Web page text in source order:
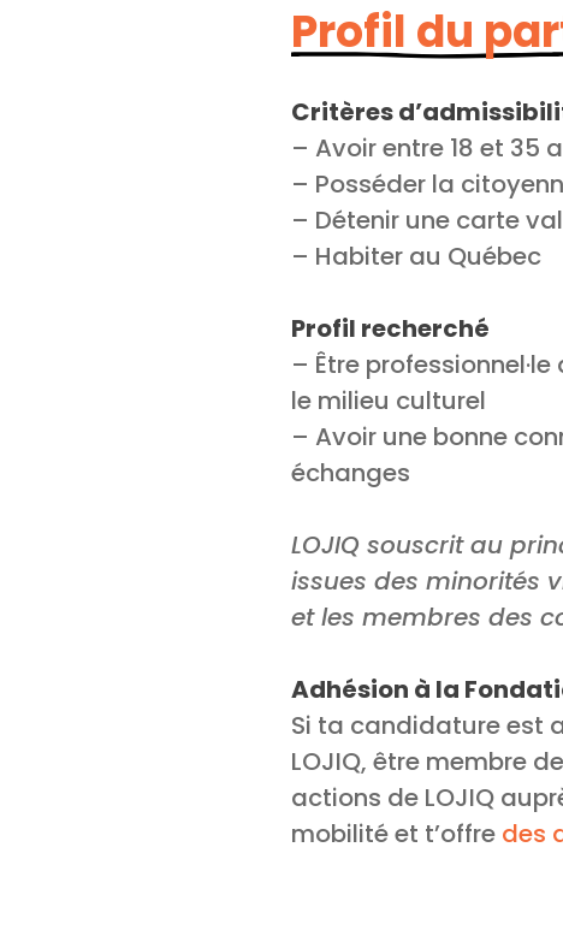
Profil du
Critères
– Avoir entre 18 et 35
– Posséder la
– Détenir une carte
– Habiter au Québec
Profil recherché
– Être
le milieu culturel
– Avoir une bonne
échanges
LOJIQ souscrit au
issues des minorités
et les membres des
Adhésion à la
Si ta candidature est
LOJIQ, être membre
actions de LOJIQ
mobilité et t’offre des